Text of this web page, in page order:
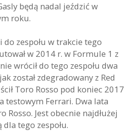
będą nadal jeździć w
roku.
zespołu w trakcie tego
w 2014 r. w Formule 1 z
wrócił do tego zespołu dwa
został zdegradowany z Red
Toro Rosso pod koniec 2017
testowym Ferrari. Dwa lata
Rosso. Jest obecnie najdłużej
tego zespołu.